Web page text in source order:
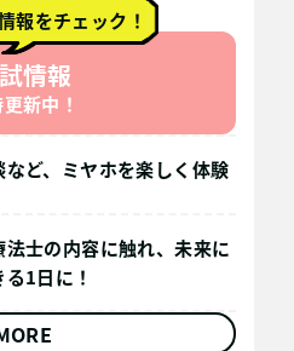
報をチェック！
情報
新中！
ど、ミヤホを楽しく体験
士の内容に触れ、未来に
1日に！